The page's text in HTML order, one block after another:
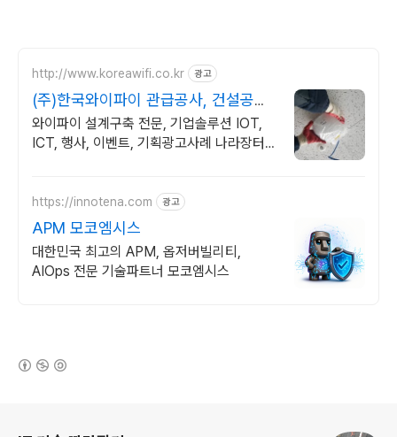
http://www.koreawifi.co.kr 광고
(주)한국와이파이 관급공사, 건설공사
가능
와이파이 설계구축 전문, 기업솔루션 IOT,
ICT, 행사, 이벤트, 기획광고사례 나라장터
https://innotena.com 광고
APM 모코엠시스
대한민국 최고의 APM, 옵저버빌리티,
AIOps 전문 기술파트너 모코엠시스